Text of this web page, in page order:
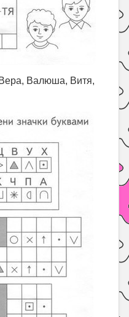
Валюша, Витя,